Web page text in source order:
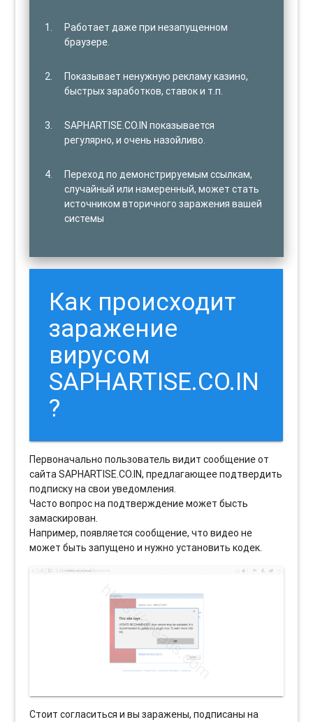
Работает даже при незапущенном
браузере.
Показывает ненужную рекламу казино,
быстрых заработков, ставок и т.п.
SAPHARTISE.CO.IN показывается
регулярно, и очень назойливо.
Переход по демонстрируемым ссылкам,
случайный или намеренный, может стать
источником вторичного заражения вашей
системы
Как происходит
заражение
вирусом
SAPHARTISE.CO.IN
?
Первоначально пользователь видит сообщение от
сайта SAPHARTISE.CO.IN, предлагающее подтвердить
подписку на свои уведомления.
Часто вопрос на подтверждение может бысть
замаскирован.
Например, появляется сообщение, что видео не
может быть запущено и нужно установить кодек.
Стоит согласиться и вы заражены, подписаны на